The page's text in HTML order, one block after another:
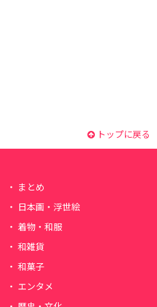
トップに戻る
まとめ
日本画・浮世絵
着物・和服
和雑貨
和菓子
エンタメ